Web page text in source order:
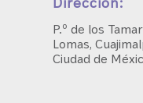
P.º de los
Lomas,
Ciudad de